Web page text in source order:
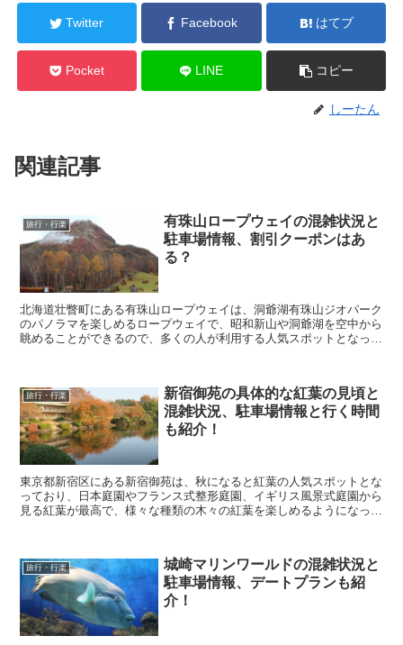
Twitter Facebook はてブ
Pocket LINE コピー
しーたん
関連記事
旅行・行楽
有珠山ロープウェイの混雑状況と
駐車場情報、割引クーポンはあ
る？
北海道壮瞥町にある有珠山ロープウェイは、洞爺湖有珠山ジオパーク
のパノラマを楽しめるロープウェイで、昭和新山や洞爺湖を空中から
眺めることができるので、多くの人が利用する人気スポットとなって
旅行・行楽
新宿御苑の具体的な紅葉の見頃と
混雑状況、駐車場情報と行く時間
も紹介！
東京都新宿区にある新宿御苑は、秋になると紅葉の人気スポットとな
っており、日本庭園やフランス式整形庭園、イギリス風景式庭園から
見る紅葉が最高で、様々な種類の木々の紅葉を楽しめるようになって
旅行・行楽
城崎マリンワールドの混雑状況と
駐車場情報、デートプランも紹
介！